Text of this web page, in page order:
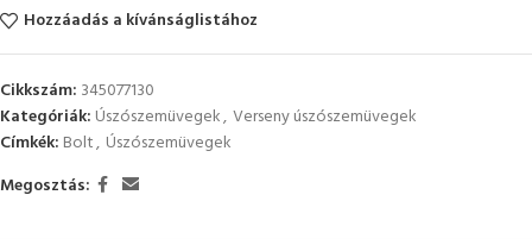
Hozzáadás a kívánságlistához
Cikkszám: 345077130
Kategóriák: Úszószemüvegek, Verseny úszószemüvegek
Címkék: Bolt, Úszószemüvegek
Megosztás: